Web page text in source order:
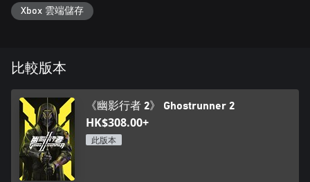
Xbox 雲端儲存
比較版本
《幽影行者 2》 Ghostrunner 2
HK$308.00+
此版本